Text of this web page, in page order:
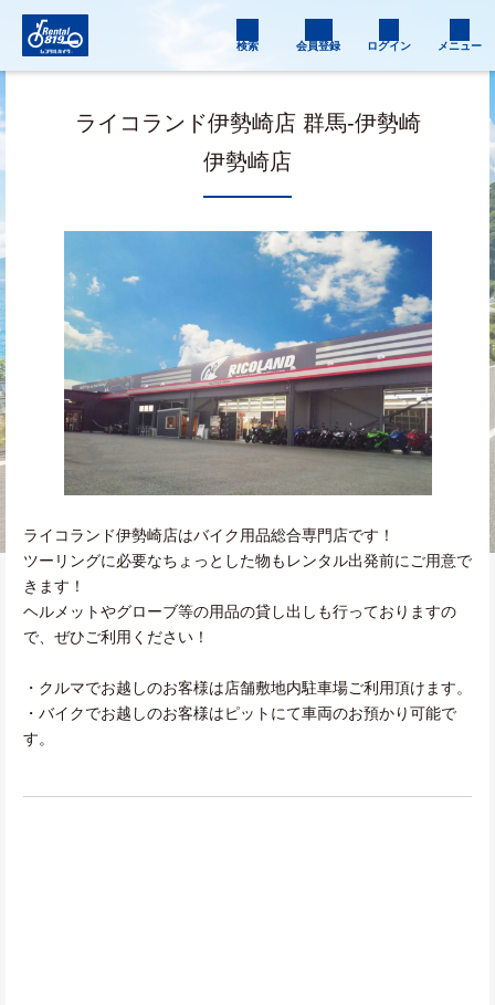
検索 会員登録 ログイン メニュー
ライコランド伊勢崎店 群馬-伊勢崎
伊勢崎店
ライコランド伊勢崎店はバイク用品総合専門店です！
ツーリングに必要なちょっとした物もレンタル出発前にご用意で
きます！
ヘルメットやグローブ等の用品の貸し出しも行っておりますの
で、ぜひご利用ください！
・クルマでお越しのお客様は店舗敷地内駐車場ご利用頂けます。
・バイクでお越しのお客様はピットにて車両のお預かり可能で
す。